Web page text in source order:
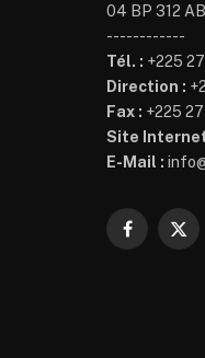
04 BP 312
------------
Tél. : +225
Direction :
Fax : +225
Site
E-Mail :
Facebook
X